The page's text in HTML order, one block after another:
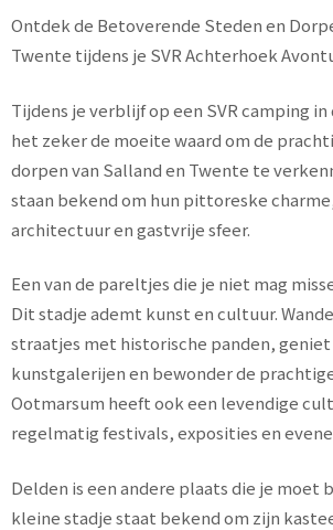
Ontdek de Betoverende Steden en
Twente tijdens je SVR Achterhoek
Tijdens je verblijf op een SVR camping
het zeker de moeite waard om de
dorpen van Salland en Twente te
staan bekend om hun pittoreske
architectuur en gastvrije sfeer.
Een van de pareltjes die je niet mag
Dit stadje ademt kunst en cultuur.
straatjes met historische panden, geniet
kunstgalerijen en bewonder de
Ootmarsum heeft ook een levendige
regelmatig festivals, exposities en
Delden is een andere plaats die je moet
kleine stadje staat bekend om zijn